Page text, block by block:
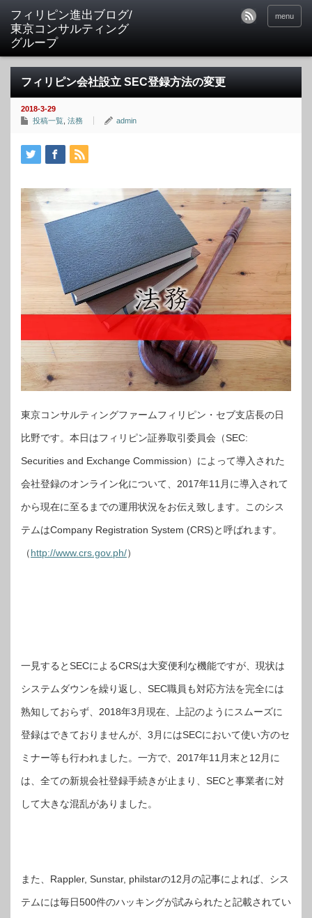
フィリピン進出ブログ/
東京コンサルティング
グループ
menu
フィリピン会社設立 SEC登録方法の変更
2018-3-29
投稿一覧 法務 admin
東京コンサルティングファームフィリピン・セブ支店長の日
比野です。本日はフィリピン証券取引委員会（SEC:
Securities and Exchange Commission）によって導入された
会社登録のオンライン化について、2017年11月に導入されて
から現在に至るまでの運用状況をお伝え致します。このシス
テムはCompany Registration System (CRS)と呼ばれます。
（http://www.crs.gov.ph/）
一見するとSECによるCRSは大変便利な機能ですが、現状は
システムダウンを繰り返し、SEC職員も対応方法を完全には
熟知しておらず、2018年3月現在、上記のようにスムーズに
登録はできておりませんが、3月にはSECにおいて使い方のセ
ミナー等も行われました。一方で、2017年11月末と12月に
は、全ての新規会社登録手続きが止まり、SECと事業者に対
して大きな混乱がありました。
また、Rappler, Sunstar, philstarの12月の記事によれば、シス
テムには毎日500件のハッキングが試みられたと記載されてい